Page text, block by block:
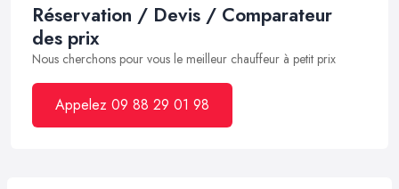
Réservation / Devis / Comparateur
des prix
Nous cherchons pour vous le meilleur chauffeur à petit prix
Appelez 09 88 29 01 98